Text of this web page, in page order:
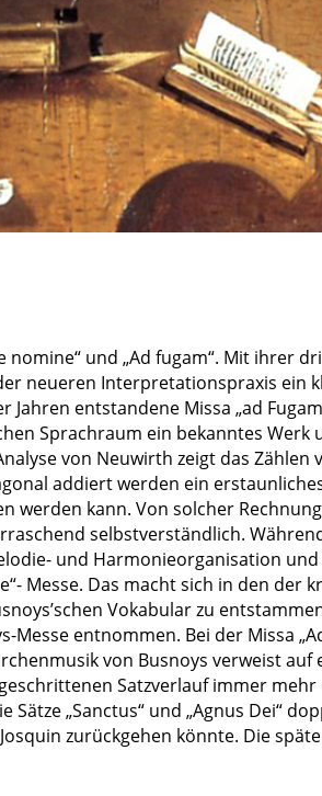
nomine“ und „Ad fugam“. Mit ihrer
neueren Interpretationspraxis ein
Jahren entstandene Missa „ad
Sprachraum ein bekanntes Werk
von Neuwirth zeigt das
addiert werden ein
werden kann. Von solcher
selbstverständlich.
und Harmonieorganisation
Messe. Das macht sich in den der
Vokabular zu
entnommen. Bei der Missa
von Busnoys verweist
Satzverlauf immer
„Sanctus“ und „Agnus Dei“
zurückgehen könnte. Die